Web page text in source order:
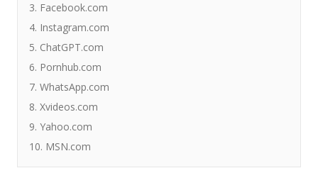
3. Facebook.com
4. Instagram.com
5. ChatGPT.com
6. Pornhub.com
7. WhatsApp.com
8. Xvideos.com
9. Yahoo.com
10. MSN.com